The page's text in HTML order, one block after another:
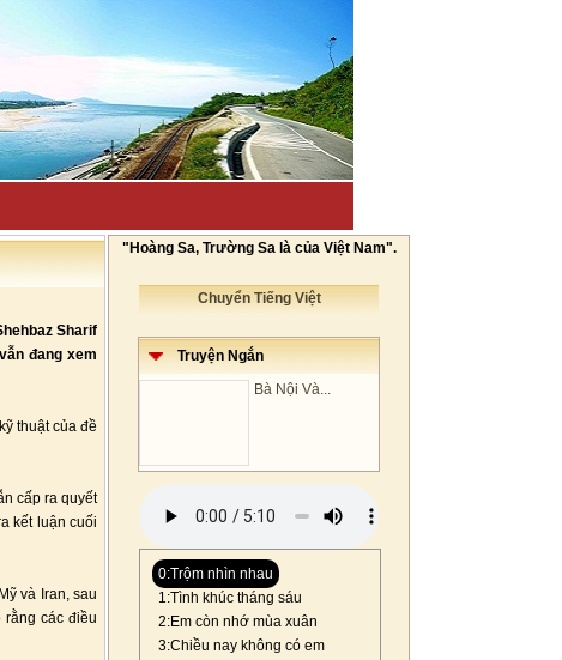
Sharif
đang xem
thuật của đề
cấp ra quyết
kết luận cuối
và Iran, sau
rằng các điều
"Hoàng Sa, Trường Sa là của Việt Nam".
Chuyển Tiếng Việt
Truyện Ngắn
Bà Nội Và...
0:Trộm nhìn nhau
1:Tình khúc tháng sáu
2:Em còn nhớ mùa xuân
3:Chiều nay không có em